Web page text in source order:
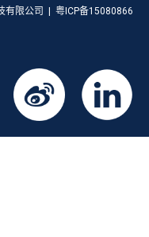
限公司 | 粤ICP备15080866